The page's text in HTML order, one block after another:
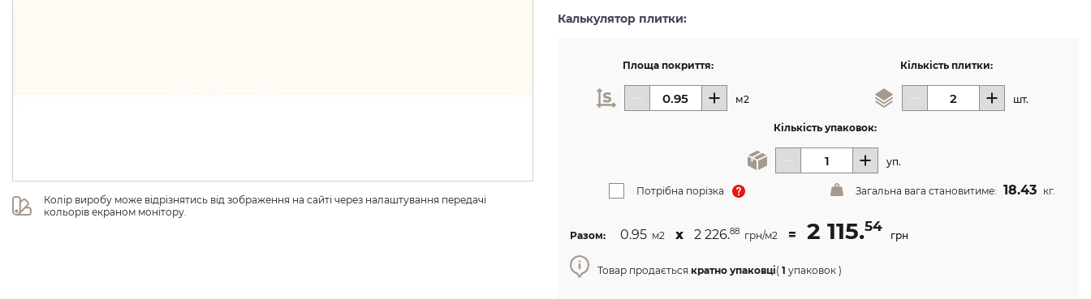
Колір виробу може відрізнятись від зображення на сайті через налаштування передачі
кольорів екраном монітору.
Калькулятор плитки:
Площа покриття:
м2
Кількість плитки:
шт.
Кількість упаковок:
уп.
Потрібна порізка Загальна вага становитиме: 18.43 кг.
Разом: 0.95 м2 х 2 226.88 грн/м2 = 2 115.54
грн
Товар продається кратно упаковці( 1 упаковок )